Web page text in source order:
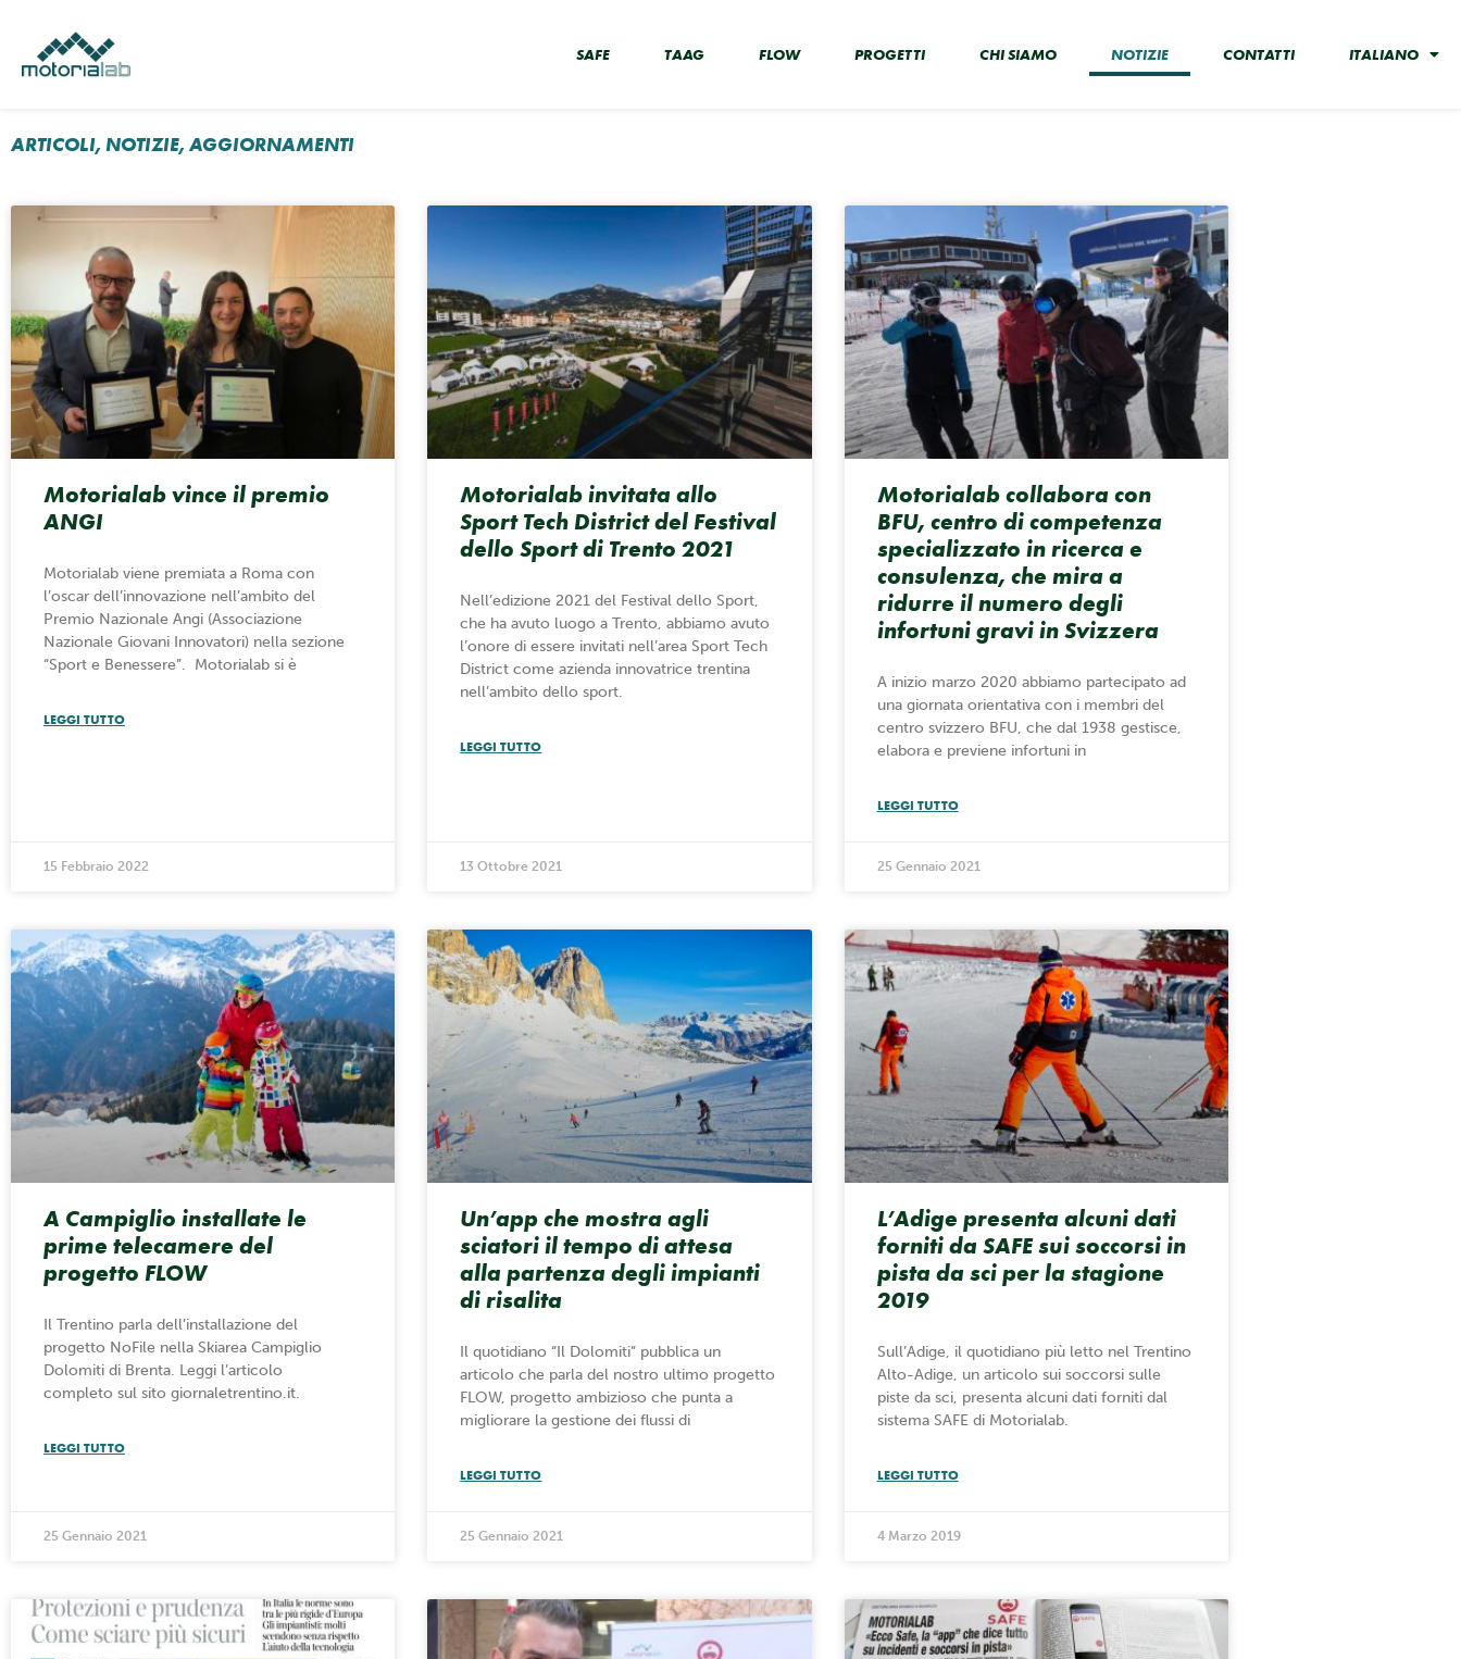
contenuto
SAFE TAAG FLOW PROGETTI CHI SIAMO NOTIZIE CONTATTI ITALIANO
ARTICOLI, NOTIZIE, AGGIORNAMENTI
Motorialab vince il premio
ANGI
Motorialab viene premiata a Roma con
l’oscar dell’innovazione nell’ambito del
Premio Nazionale Angi (Associazione
Nazionale Giovani Innovatori) nella sezione
“Sport e Benessere”. Motorialab si è
LEGGI TUTTO
15 Febbraio 2022
Motorialab invitata allo
Sport Tech District del Festival
dello Sport di Trento 2021
Nell’edizione 2021 del Festival dello Sport,
che ha avuto luogo a Trento, abbiamo avuto
l’onore di essere invitati nell’area Sport Tech
District come azienda innovatrice trentina
nell’ambito dello sport.
LEGGI TUTTO
13 Ottobre 2021
Motorialab collabora con
BFU, centro di competenza
specializzato in ricerca e
consulenza, che mira a
ridurre il numero degli
infortuni gravi in Svizzera
A inizio marzo 2020 abbiamo partecipato ad
una giornata orientativa con i membri del
centro svizzero BFU, che dal 1938 gestisce,
elabora e previene infortuni in
LEGGI TUTTO
25 Gennaio 2021
A Campiglio installate le
prime telecamere del
progetto FLOW
Il Trentino parla dell’installazione del
progetto NoFile nella Skiarea Campiglio
Dolomiti di Brenta. Leggi l’articolo
completo sul sito giornaletrentino.it.
LEGGI TUTTO
25 Gennaio 2021
Un’app che mostra agli
sciatori il tempo di attesa
alla partenza degli impianti
di risalita
Il quotidiano “Il Dolomiti” pubblica un
articolo che parla del nostro ultimo progetto
FLOW, progetto ambizioso che punta a
migliorare la gestione dei flussi di
LEGGI TUTTO
25 Gennaio 2021
L’Adige presenta alcuni dati
forniti da SAFE sui soccorsi in
pista da sci per la stagione
2019
Sull’Adige, il quotidiano più letto nel Trentino
Alto-Adige, un articolo sui soccorsi sulle
piste da sci, presenta alcuni dati forniti dal
sistema SAFE di Motorialab.
LEGGI TUTTO
4 Marzo 2019